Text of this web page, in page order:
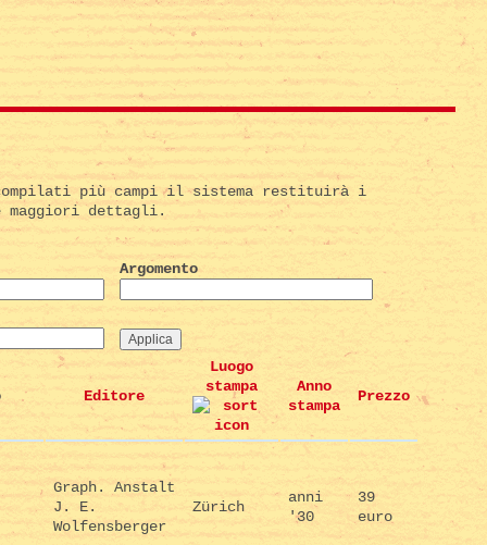
più campi il sistema restituirà i
dettagli.
Argomento
Editore
Luogo
stampa
Anno
stampa
Prezzo
Graph. Anstalt
J. E.
Wolfensberger
Zürich
anni
'30
39
euro